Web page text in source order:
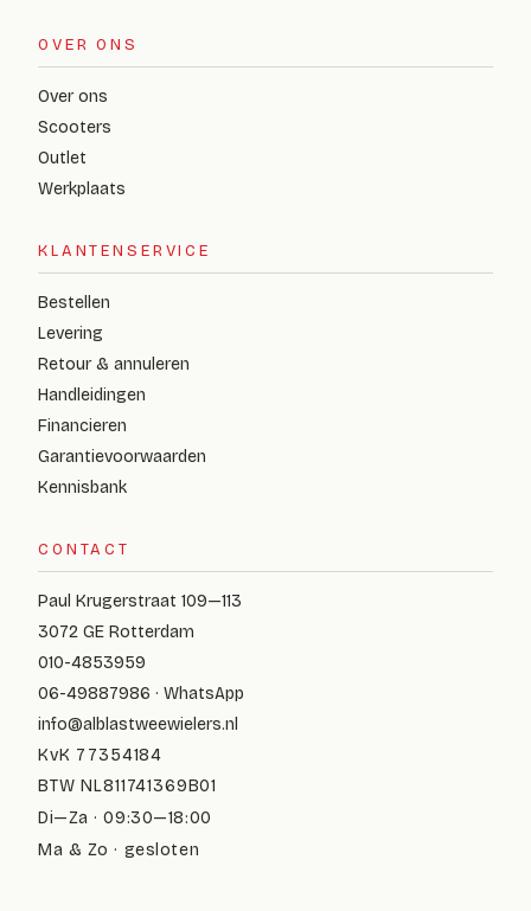
OVER ONS
Over ons
Scooters
Outlet
Werkplaats
KLANTENSERVICE
Bestellen
Levering
Retour & annuleren
Handleidingen
Financieren
Garantievoorwaarden
Kennisbank
CONTACT
Paul Krugerstraat 109—113
3072 GE Rotterdam
010-4853959
06-49887986 · WhatsApp
info@alblastweewielers.nl
KvK 77354184
BTW NL811741369B01
Di—Za · 09:30—18:00
Ma & Zo · gesloten